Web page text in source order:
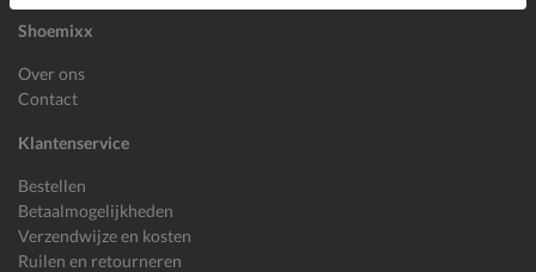
Shoemixx
Over ons
Contact
Klantenservice
Bestellen
Betaalmogelijkheden
Verzendwijze en kosten
Ruilen en retourneren